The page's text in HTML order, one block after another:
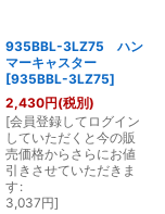
935BBL-3LZ75 ハン
マーキャスター
[935BBL-3LZ75]
2,430円(税別)
[会員登録してログイン
していただくと今の販
売価格からさらにお値
引きさせていただきま
す :
3,037円]